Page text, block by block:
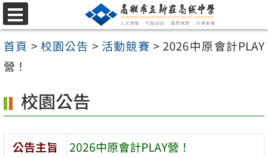
跳
至
主
要
容
區
選
單
首頁 > 校園公告 > 活動競賽 > 2026中原會計PLAY
營！
校園公告
公告主旨
2026中原會計PLAY營！